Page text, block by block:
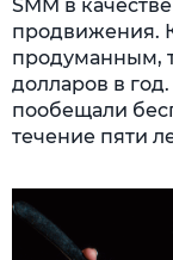
SMM в
продвижения.
продуманным,
долларов в
пообещали
течение пяти